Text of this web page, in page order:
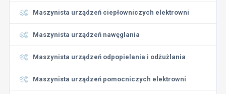
Maszynista urządzeń ciepłowniczych elektrowni
Maszynista urządzeń nawęglania
Maszynista urządzeń odpopielania i odżużlania
Maszynista urządzeń pomocniczych elektrowni